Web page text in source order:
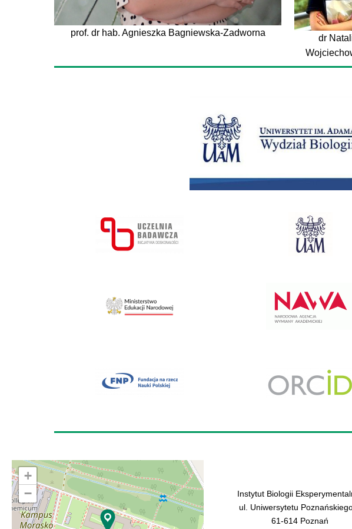
prof. dr hab. Agnieszka Bagniewska-Zadworna
dr
+
−
Instytut Biologii
ul. Uniwersytetu
61-614 Poznań